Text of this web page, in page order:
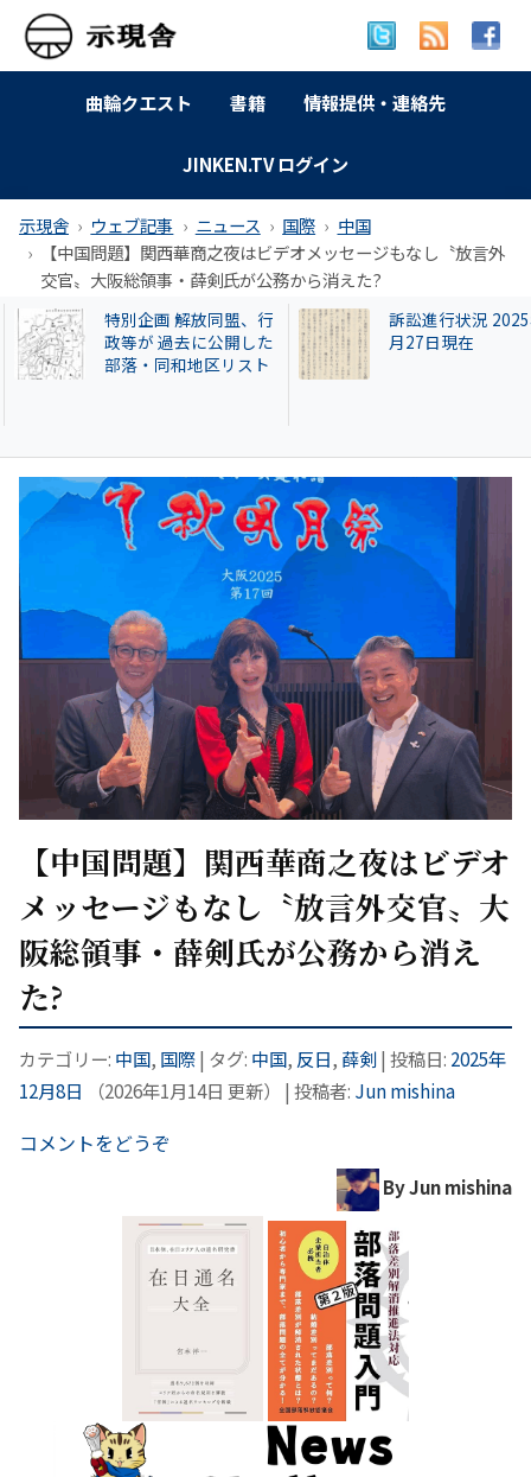
曲輪クエスト 書籍 情報提供・連絡先
JINKEN.TV ログイン
示現舎 ウェブ記事 ニュース 国際
中国
【中国問題】関西華商之夜はビデオメッセージもなし〝放言外
交官〟大阪総領事・薛剣氏が公務から消えた?
特別企画 解放同盟、行
政等が 過去に公開した
部落・同和地区リスト
訴訟進行状況 2025
月27日現在
【中国問題】関西華商之夜はビデオ
メッセージもなし〝放言外交官〟大
阪総領事・薛剣氏が公務から消え
た?
カテゴリー: 中国, 国際| タグ: 中国, 反日, 薛剣| 投稿日: 2025年
12月8日
（2026年1月14日 更新） | 投稿者: Jun mishina
コメントをどうぞ
By Jun mishina